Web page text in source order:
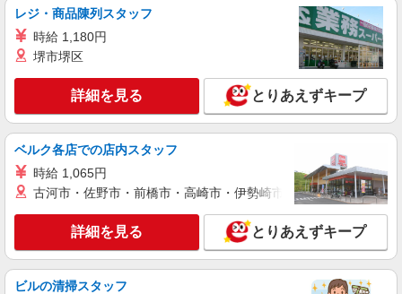
キープ 詳細を見る
三菱ケミカルハイテクニカ株式会社（小田原地区）
【3交替勤務】OPC（有機光導電体）ドラム製
造の工場内作業スタッフ
月給277,400円〜312,400円 ※年齢や経験に応
じて変動有 ※交替勤務関連手当含む 試用期間3ヵ
月（雇用条件は本採用時と同じ） ・昇給年1回 ・
賞与年2回（前年度実績4.56ヶ月分）
三菱ケミカルハイテクニカ株式会社（小田原地
区） 〒2500862神奈川県小田原市成田1060
キープ 詳細を見る
職業紹介
レジ・商品陳列スタッフ
時給 1,180円
堺市堺区
詳細を見る とりあえずキープ
ベルク各店での店内スタッフ
時給 1,065円
古河市・佐野市・前橋市・高崎市・伊勢崎市・太田市・館林市
詳細を見る とりあえずキープ
ビルの清掃スタッフ